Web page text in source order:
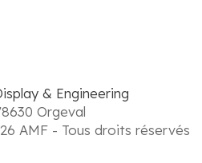
& Engineering
Orgeval
AMF - Tous droits réservés